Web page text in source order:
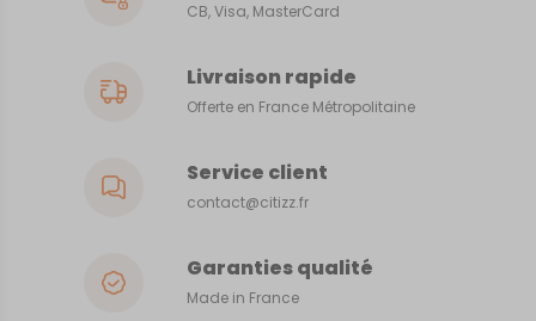
CB, Visa, MasterCard
Livraison rapide
Offerte en France Métropolitaine
Service client
contact@citizz.fr
Garanties qualité
Made in France